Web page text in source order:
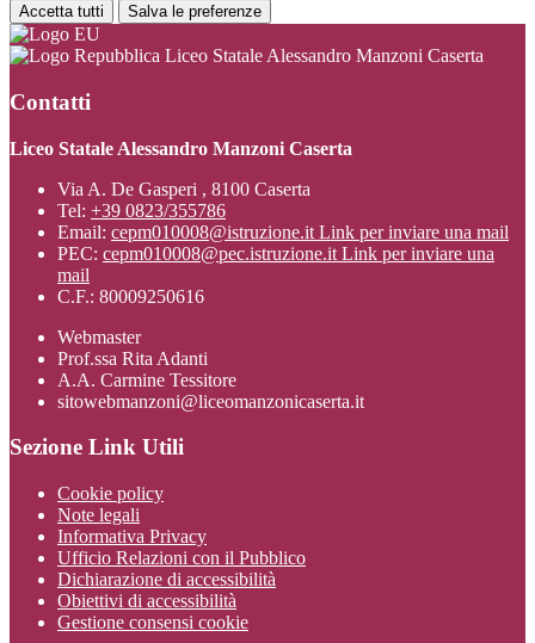
Accetta tutti Salva le preferenze
Liceo Statale Alessandro Manzoni Caserta
Contatti
Liceo Statale Alessandro Manzoni Caserta
Via A. De Gasperi , 8100 Caserta
Tel: +39 0823/355786
Email: cepm010008@istruzione.it Link per inviare una mail
PEC: cepm010008@pec.istruzione.it Link per inviare una
mail
C.F.: 80009250616
Webmaster
Prof.ssa Rita Adanti
A.A. Carmine Tessitore
sitowebmanzoni@liceomanzonicaserta.it
Sezione Link Utili
Cookie policy
Note legali
Informativa Privacy
Ufficio Relazioni con il Pubblico
Dichiarazione di accessibilità
Obiettivi di accessibilità
Gestione consensi cookie